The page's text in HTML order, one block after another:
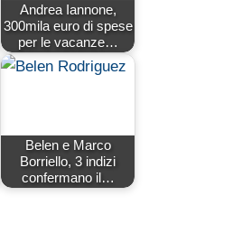
Andrea Iannone,
300mila euro di spese
per le vacanze…
Belen e Marco
Borriello, 3 indizi
confermano il…